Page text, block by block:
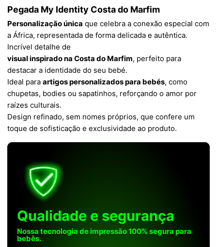
Pegada My Identity Costa do Marfim
Personalização única que celebra a conexão especial com
a África, representada de forma delicada e autêntica.
Incrível detalhe de
visual inspirado na Costa do Marfim, perfeito para
destacar a identidade do seu bebé.
Ideal para artigos personalizados para bebés, como
chupetas, bodies ou sapatinhos, reforçando o amor por
raízes culturais.
Design refinado, sem nomes próprios, que confere um
toque de sofisticação e exclusividade ao produto.
Qualidade e segurança
Nossa tecnologia de impressão 100% segura para
bebês.